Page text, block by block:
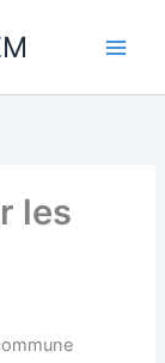
les